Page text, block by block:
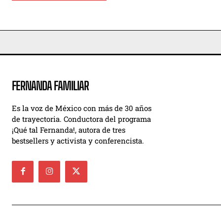
FERNANDA FAMILIAR
Es la voz de México con más de 30 años
de trayectoria. Conductora del programa
¡Qué tal Fernanda!, autora de tres
bestsellers y activista y conferencista.